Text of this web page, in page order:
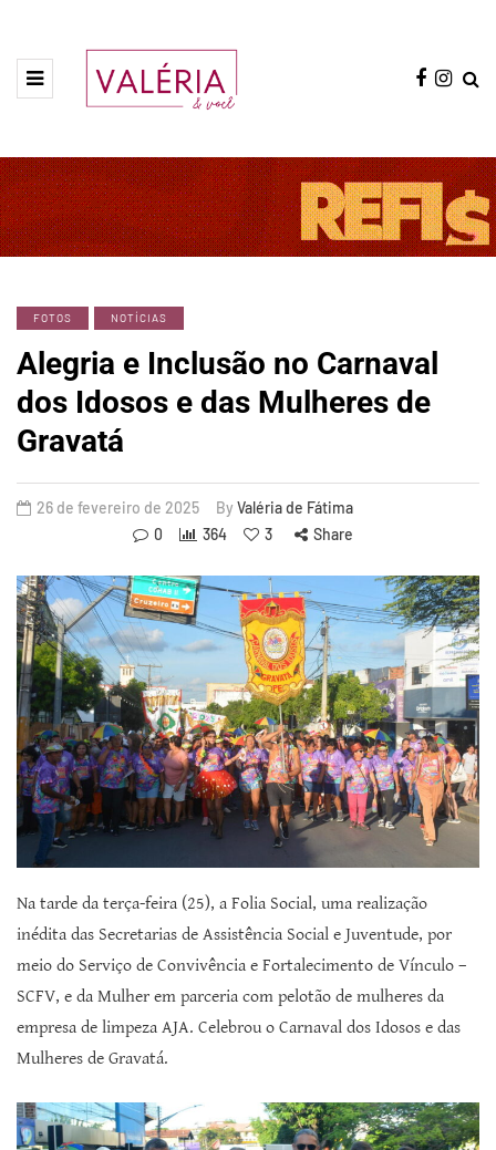
FOTOS NOTÍCIAS
Alegria e Inclusão no Carnaval
dos Idosos e das Mulheres de
Gravatá
26 de fevereiro de 2025 By Valéria de Fátima
0
364 3 Share
Na tarde da terça-feira (25), a Folia Social, uma realização
inédita das Secretarias de Assistência Social e Juventude, por
meio do Serviço de Convivência e Fortalecimento de Vínculo –
SCFV, e da Mulher em parceria com pelotão de mulheres da
empresa de limpeza AJA. Celebrou o Carnaval dos Idosos e das
Mulheres de Gravatá.